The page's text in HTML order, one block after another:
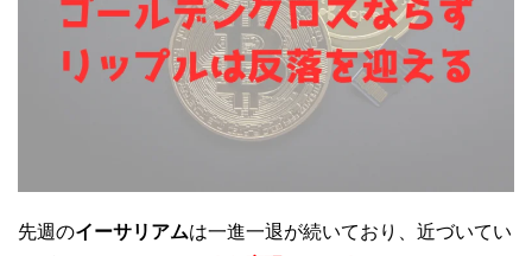
先週のイーサリアムは一進一退が続いており、近づいてい